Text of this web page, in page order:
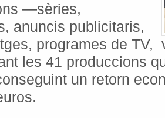
—sèries,
anuncis publicitaris,
programes de TV,
les 41 produccions
un retorn